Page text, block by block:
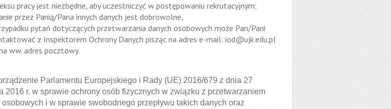
pracy jest niezbędne, aby uczestniczyć w postępowaniu rekrutacyjnym;
przez Panią/Pana innych danych jest dobrowolne,
pytań dotyczących przetwarzania danych osobowych może Pan/Pani
z Inspektorem Ochrony Danych pisząc na adres e-mail: iod@ujk.edu.pl
ww. adres pocztowy.
Parlamentu Europejskiego i Rady (UE) 2016/679 z dnia 27
2016 r. w sprawie ochrony osób fizycznych w związku z przetwarzaniem
i w sprawie swobodnego przepływu takich danych oraz